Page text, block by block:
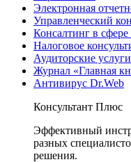
Электронная
Управленческий
Консалтинг в
Налоговое
Аудиторские услуги
Журнал «Главная
Антивирус Dr.Web
Консультант Плюс
Эффективный
разных
решения.